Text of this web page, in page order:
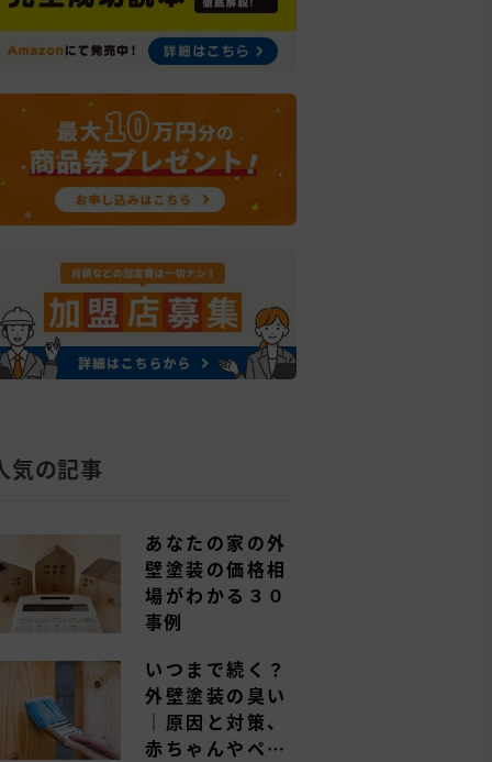
気の記事
あなたの家の外
壁塗装の価格相
場がわかる３０
事例
いつまで続く？
外壁塗装の臭い
｜原因と対策、
赤ちゃんやペッ